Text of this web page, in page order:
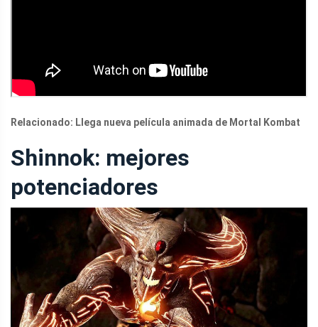
Relacionado: Llega nueva película animada de Mortal Kombat
Shinnok: mejores
potenciadores